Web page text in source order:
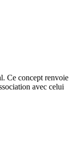
Ce concept renvoie
avec celui